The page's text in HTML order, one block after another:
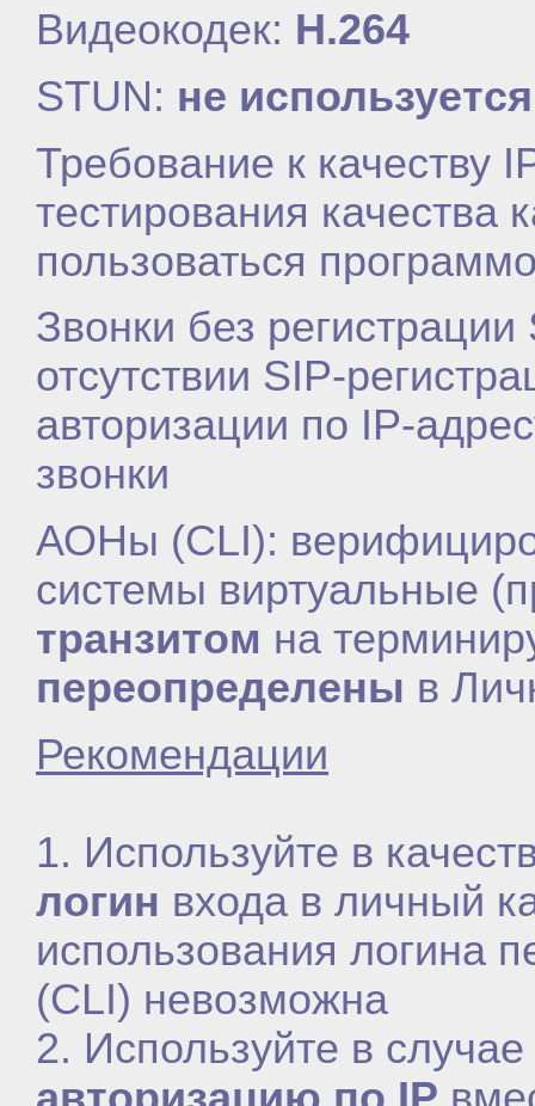
Видеокодек: H.264
STUN: не используется
Требование к качеству
тестирования качества
пользоваться
Звонки без
отсутствии SIP-
авторизации по IP-
звонки
АОНы (CLI):
системы виртуальные
транзитом на
переопределены в
Рекомендации
1. Используйте в
логин входа в личный
использования логина
(CLI) невозможна
2. Используйте в